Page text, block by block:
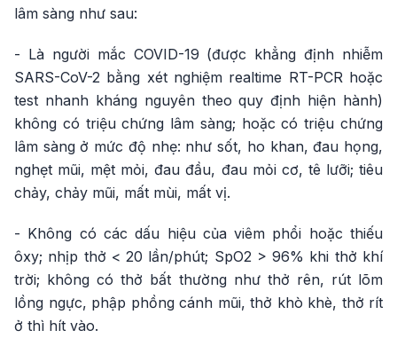
lâm sàng như sau:
- Là người mắc COVID-19 (được khẳng định nhiễm
SARS-CoV-2 bằng xét nghiệm realtime RT-PCR hoặc
test nhanh kháng nguyên theo quy định hiện hành)
không có triệu chứng lâm sàng; hoặc có triệu chứng
lâm sàng ở mức độ nhẹ: như sốt, ho khan, đau họng,
nghẹt mũi, mệt mỏi, đau đầu, đau mỏi cơ, tê lưỡi; tiêu
chảy, chảy mũi, mất mùi, mất vị.
- Không có các dấu hiệu của viêm phổi hoặc thiếu
ôxy; nhịp thở < 20 lần/phút; SpO2 > 96% khi thở khí
trời; không có thở bất thường như thở rên, rút lõm
lồng ngực, phập phồng cánh mũi, thở khò khè, thở rít
ở thì hít vào.